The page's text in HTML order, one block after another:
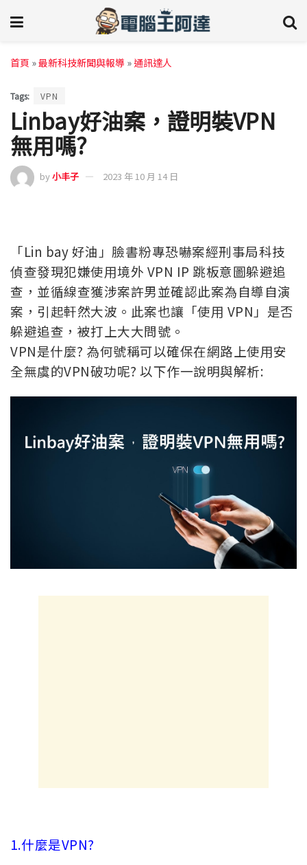
首頁 »最新科技新聞與報導 »通訊達人
Tags: VPN
Linbay好油案，證明裝VPN
無用嗎?
by小丰子 2023 年 10 月 14 日
「Lin bay 好油」臉書粉專恐嚇案經刑事局科技
偵查發現犯嫌使用境外 VPN IP 跳板意圖躲避追
查，並循線查獲涉案許男並確認此案為自導自演
案，引起軒然大波。此案也讓「使用 VPN」是否
躲避追查，被打上大大問號。
VPN是什麼? 為何號稱可以確保在網路上使用安
全無虞的VPN破功呢? 以下作一說明與解析:
1.什麼是VPN?